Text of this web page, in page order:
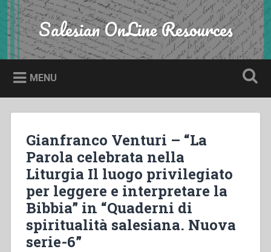
Skip
to
content
Search Salesian OnLine Resources
MENU
Gianfranco Venturi – “La
Parola celebrata nella
Liturgia Il luogo privilegiato
per leggere e interpretare la
Bibbia” in “Quaderni di
spiritualità salesiana. Nuova
serie-6”